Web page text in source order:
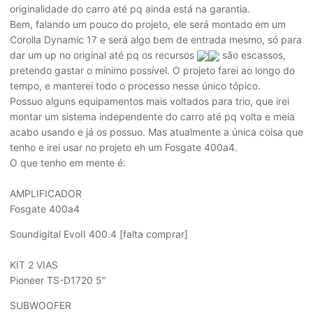
originalidade do carro até pq ainda está na garantia.
Bem, falando um pouco do projeto, ele será montado em um
Corolla Dynamic 17 e será algo bem de entrada mesmo, só para
dar um up no original até pq os recursos
são escassos,
pretendo gastar o mínimo possível. O projeto farei ao longo do
tempo, e manterei todo o processo nesse único tópico.
Possuo alguns equipamentos mais voltados para trio, que irei
montar um sistema independente do carro até pq volta e meia
acabo usando e já os possuo. Mas atualmente a única coisa que
tenho e irei usar no projeto eh um Fosgate 400a4.
O que tenho em mente é:
AMPLIFICADOR
Fosgate 400a4
Soundigital EvoII 400.4 [falta comprar]
KIT 2 VIAS
Pioneer TS-D1720 5"
SUBWOOFER